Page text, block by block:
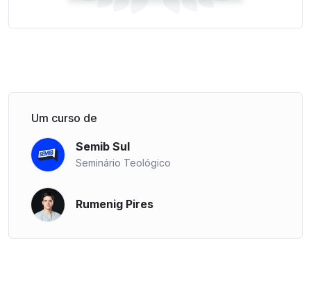
Um curso de
Semib Sul
Seminário Teológico
Rumenig Pires